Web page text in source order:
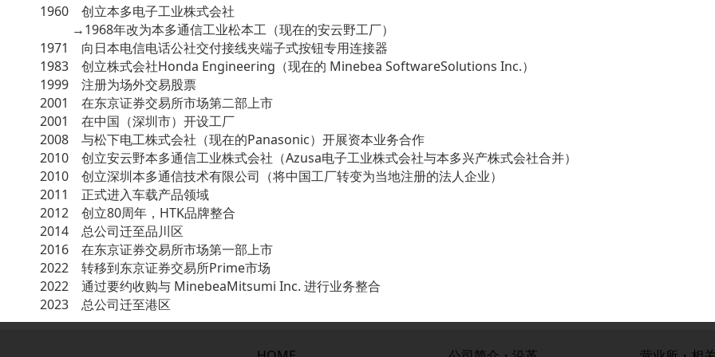
1960 创立本多电子工业株式会社
→1968年改为本多通信工业松本工（现在的安云野工厂）
1971 向日本电信电话公社交付接线夹端子式按钮专用连接器
1983 创立株式会社Honda Engineering（现在的 Minebea SoftwareSolutions Inc.）
1999 注册为场外交易股票
2001 在东京证券交易所市场第二部上市
2001 在中国（深圳市）开设工厂
2008 与松下电工株式会社（现在的Panasonic）开展资本业务合作
2010 创立安云野本多通信工业株式会社（Azusa电子工业株式会社与本多兴产株式会社合并）
2010 创立深圳本多通信技术有限公司（将中国工厂转变为当地注册的法人企业）
2011 正式进入车载产品领域
2012 创立80周年，HTK品牌整合
2014 总公司迁至品川区
2016 在东京证券交易所市场第一部上市
2022 转移到东京证券交易所Prime市场
2022 通过要约收购与 MinebeaMitsumi Inc. 进行业务整合
2023 总公司迁至港区